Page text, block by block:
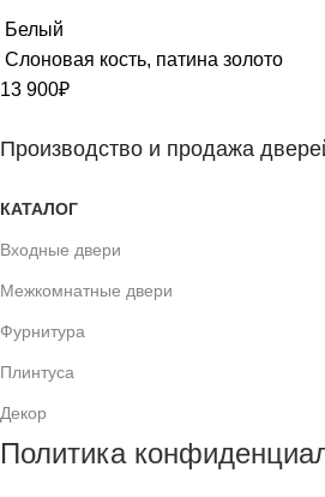
Белый
Слоновая кость, патина золото
13 900₽
Производство и продажа
КАТАЛОГ
Входные двери
Межкомнатные двери
Фурнитура
Плинтуса
Декор
Политика